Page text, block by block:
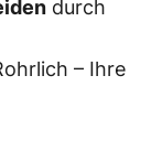
durch
– Ihre